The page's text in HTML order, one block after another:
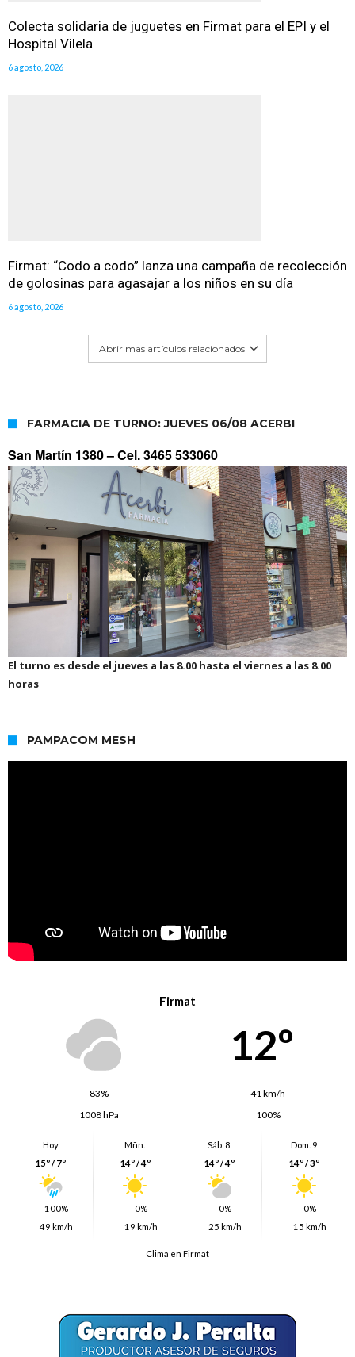
Colecta solidaria de juguetes en Firmat para el EPI y el
Hospital Vilela
6 agosto, 2026
Firmat: “Codo a codo” lanza una campaña de recolección
de golosinas para agasajar a los niños en su día
6 agosto, 2026
Abrir mas artículos relacionados
FARMACIA DE TURNO: JUEVES 06/08 ACERBI
San Martín 1380 –Cel. 3465 533060
El turno es desde el jueves a las 8.00 hasta el viernes a las 8.00
horas
PAMPACOM MESH
Firmat
12º
83%
41 km/h
1008 hPa
100%
Hoy
15º / 7º
100%
49 km/h
Mñn.
14º / 4º
0%
19 km/h
Sáb. 8
14º / 4º
0%
25 km/h
Dom. 9
14º / 3º
0%
15 km/h
Clima en Firmat